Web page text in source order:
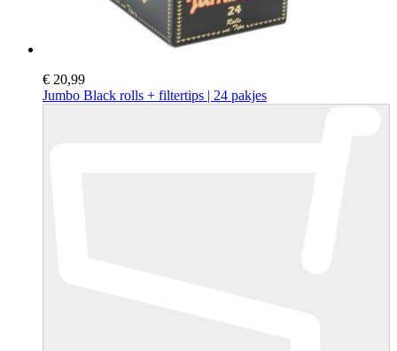
€ 20,99
Jumbo Black rolls + filtertips | 24 pakjes